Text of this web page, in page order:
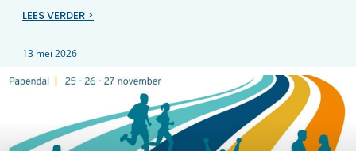
LEES VERDER >
13 mei 2026